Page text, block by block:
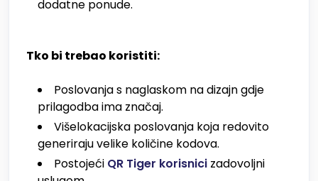
dodatne ponude.
Tko bi trebao koristiti:
Poslovanja s naglaskom na dizajn gdje
prilagodba ima značaj.
Višelokacijska poslovanja koja redovito
generiraju velike količine kodova.
Postojeći QR Tiger korisnici zadovoljni